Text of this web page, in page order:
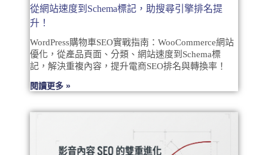
從網站速度到Schema標記，助搜尋引擎排名提
升！
WordPress購物車SEO實戰指南：WooCommerce網站
優化，從產品頁面、分類、網站速度到Schema標
記，解決重複內容，提升電商SEO排名與轉換率！
閱讀更多 »